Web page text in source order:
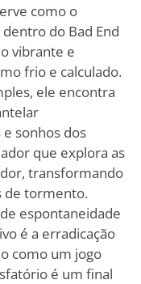
como o
do Bad End
vibrante e
frio e calculado.
ele encontra
sonhos dos
que explora as
transformando
de tormento.
espontaneidade
é a erradicação
como um jogo
é um final